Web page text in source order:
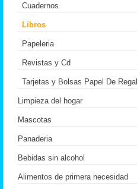
Cuadernos
Libros
Papeleria
Revistas y Cd
Tarjetas y Bolsas Papel De Regal
Limpieza del hogar
Mascotas
Panaderia
Bebidas sin alcohol
Alimentos de primera necesidad